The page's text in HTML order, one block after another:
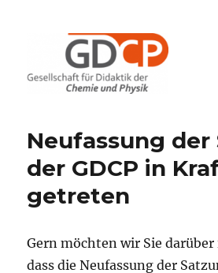
Neufassung der
der GDCP in
getreten
Gern möchten wir Sie
dass die Neufassung der